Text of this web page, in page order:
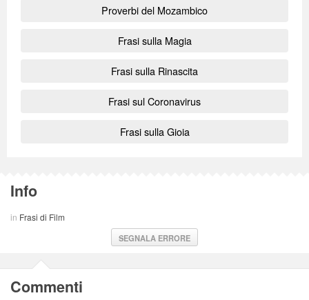
Proverbi del Mozambico
Frasi sulla Magia
Frasi sulla Rinascita
Frasi sul Coronavirus
Frasi sulla Gioia
Info
in Frasi di Film
SEGNALA ERRORE
Commenti